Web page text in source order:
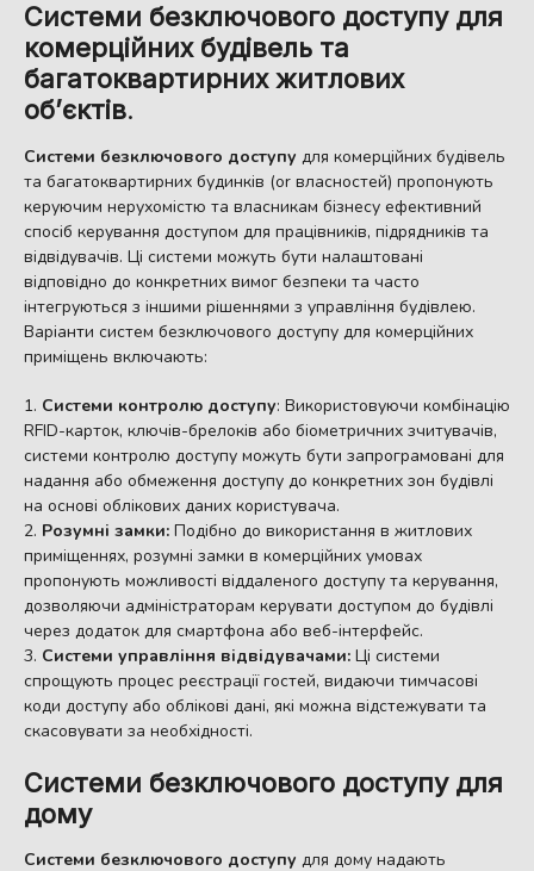
Системи безключового доступу для
комерційних будівель та
багатоквартирних житлових
об’єктів.
Системи безключового доступу для комерційних будівель
та багатоквартирних будинків (or власностей) пропонують
керуючим нерухомістю та власникам бізнесу ефективний
спосіб керування доступом для працівників, підрядників та
відвідувачів. Ці системи можуть бути налаштовані
відповідно до конкретних вимог безпеки та часто
інтегруються з іншими рішеннями з управління будівлею.
Варіанти систем безключового доступу для комерційних
приміщень включають:
Системи контролю доступу: Використовуючи комбінацію
RFID-карток, ключів-брелоків або біометричних зчитувачів,
системи контролю доступу можуть бути запрограмовані для
надання або обмеження доступу до конкретних зон будівлі
на основі облікових даних користувача.
Розумні замки: Подібно до використання в житлових
приміщеннях, розумні замки в комерційних умовах
пропонують можливості віддаленого доступу та керування,
дозволяючи адміністраторам керувати доступом до будівлі
через додаток для смартфона або веб-інтерфейс.
Системи управління відвідувачами: Ці системи
спрощують процес реєстрації гостей, видаючи тимчасові
коди доступу або облікові дані, які можна відстежувати та
скасовувати за необхідності.
Системи безключового доступу для
дому
Системи безключового доступу для дому надають